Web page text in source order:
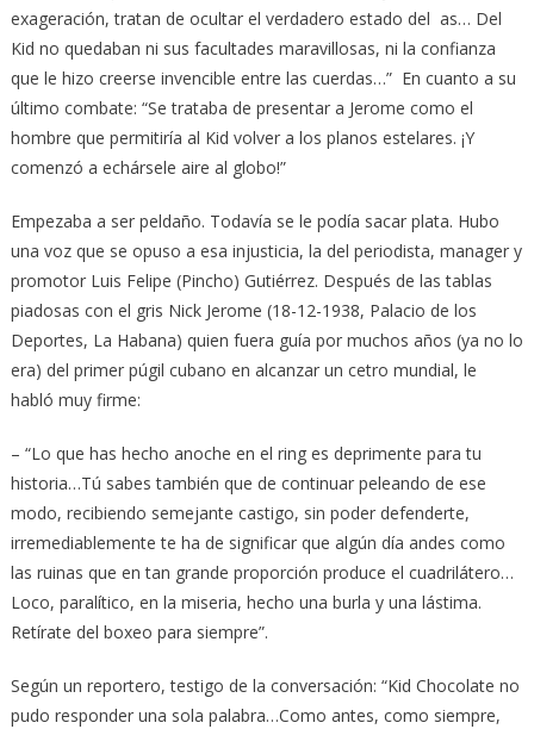
exageración, tratan de ocultar el verdadero estado del as… Del
Kid no quedaban ni sus facultades maravillosas, ni la confianza
que le hizo creerse invencible entre las cuerdas…” En cuanto a su
último combate: “Se trataba de presentar a Jerome como el
hombre que permitiría al Kid volver a los planos estelares. ¡Y
comenzó a echársele aire al globo!”
Empezaba a ser peldaño. Todavía se le podía sacar plata. Hubo
una voz que se opuso a esa injusticia, la del periodista, manager y
promotor Luis Felipe (Pincho) Gutiérrez. Después de las tablas
piadosas con el gris Nick Jerome (18-12-1938, Palacio de los
Deportes, La Habana) quien fuera guía por muchos años (ya no lo
era) del primer púgil cubano en alcanzar un cetro mundial, le
habló muy firme:
– “Lo que has hecho anoche en el ring es deprimente para tu
historia…Tú sabes también que de continuar peleando de ese
modo, recibiendo semejante castigo, sin poder defenderte,
irremediablemente te ha de significar que algún día andes como
las ruinas que en tan grande proporción produce el cuadrilátero…
Loco, paralítico, en la miseria, hecho una burla y una lástima.
Retírate del boxeo para siempre”.
Según un reportero, testigo de la conversación: “Kid Chocolate no
pudo responder una sola palabra…Como antes, como siempre,